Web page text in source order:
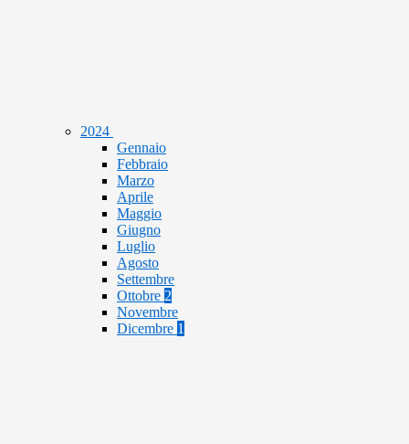
2024
Gennaio
Febbraio
Marzo
Aprile
Maggio
Giugno
Luglio
Agosto
Settembre
Ottobre 2
Novembre
Dicembre 1